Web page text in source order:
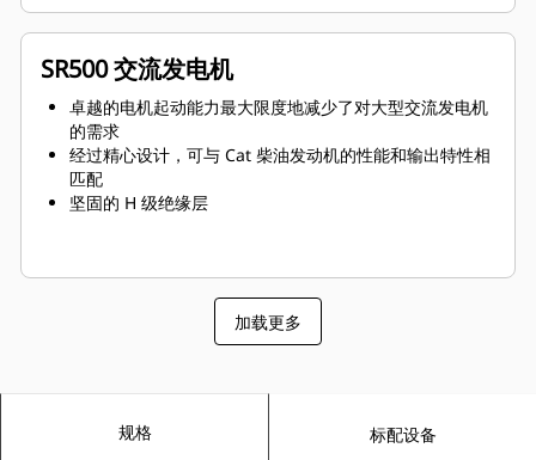
SR500 交流发电机
卓越的电机起动能力最大限度地减少了对大型交流发电机
的需求
经过精心设计，可与 Cat 柴油发动机的性能和输出特性相
匹配
坚固的 H 级绝缘层
加载更多
规格 标配设备